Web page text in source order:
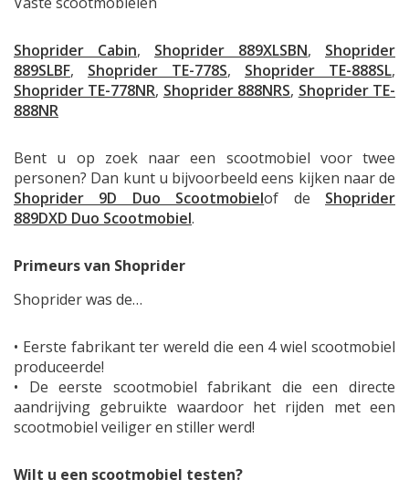
Shoprider Cabin, Shoprider 889XLSBN, Shoprider
889SLBF, Shoprider TE-778S, Shoprider TE-888SL,
Shoprider TE-778NR, Shoprider 888NRS, Shoprider TE-
888NR
Bent u op zoek naar een scootmobiel voor twee
personen? Dan kunt u bijvoorbeeld eens kijken naar de
Shoprider 9D Duo Scootmobielof de Shoprider
889DXD Duo Scootmobiel.
Primeurs van Shoprider
Shoprider was de…
• Eerste fabrikant ter wereld die een 4 wiel scootmobiel
produceerde!
• De eerste scootmobiel fabrikant die een directe
aandrijving gebruikte waardoor het rijden met een
scootmobiel veiliger en stiller werd!
Wilt u een scootmobiel testen?